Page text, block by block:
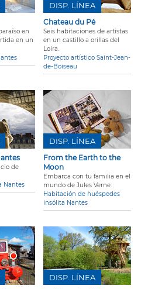
en
en un
Chateau du Pé
Seis habitaciones de artistas
en un castillo a orillas del
Loira.
Proyecto artístico Saint-Jean-
de-Boiseau
DISP. LÍNEA
de
Nantes
From the Earth to the
Moon
Embarca con tu familia en el
mundo de Jules Verne.
Habitación de huéspedes
insólita Nantes
DISP. LÍNEA
DISP. LÍNEA